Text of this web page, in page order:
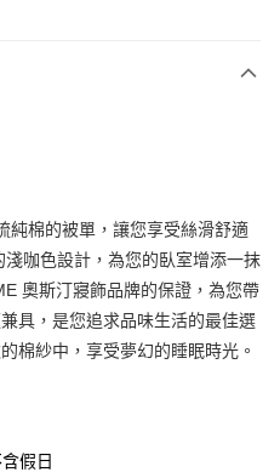
華泰商業銀行
遠東國際商業銀行
永豐商業銀行
星展（台灣）商業銀行
兆豐國際商業銀行
華泰商業銀行
遠東國際商業銀行
永豐商業銀行
星展（台灣）商業銀行
純棉的被單，讓您享受絲滑舒適
咖色設計，為您的臥室增添一抹
奧斯汀寢飾品牌的保證，為您帶
具，是您追求品味生活的最佳選
棉紗中，享受夢幻的睡眠時光。
假日